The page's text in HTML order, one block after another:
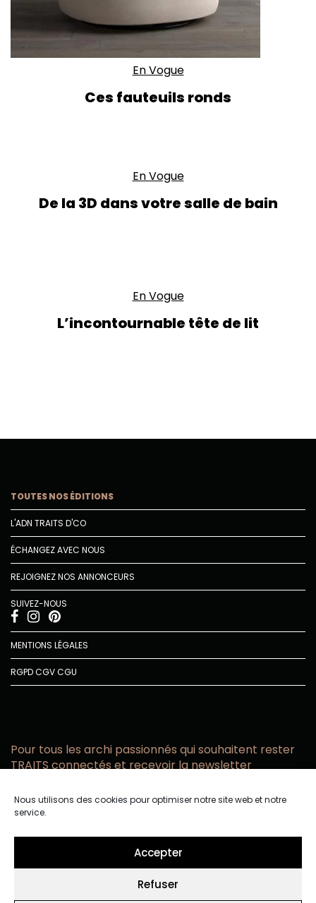
Nous utilisons des cookies pour optimiser notre site web et notre
service.
Accepter
Refuser
En Vogue
Ces fauteuils ronds
En Vogue
De la 3D dans votre salle de bain
En Vogue
L’incontournable tête de lit
TOUTES NOS ÉDITIONS
L'ADN TRAITS D'CO
ÉCHANGEZ AVEC NOUS
REJOIGNEZ NOS ANNONCEURS
SUIVEZ-NOUS
MENTIONS LÉGALES
RGPDCGVCGU
Pour tous les archi passionnés qui souhaitent rester
TRAITS connectés et recevoir la newsletter
email
confidentialité.